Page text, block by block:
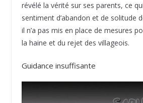
révélé la vérité sur ses parents, ce
sentiment d’abandon et de solitude
il n’a pas mis en place de mesures
la haine et du rejet des villageois.
Guidance insuffisante